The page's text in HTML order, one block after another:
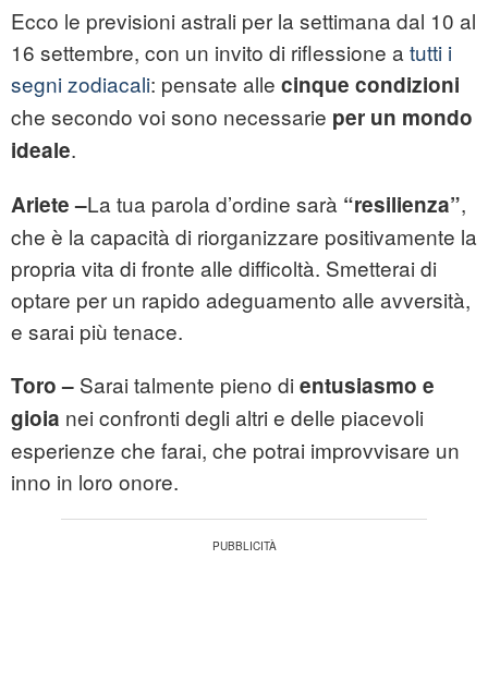
Ecco le previsioni astrali per la settimana dal 10 al
16 settembre, con un invito di riflessione a tutti i
segni zodiacali: pensate alle cinque condizioni
che secondo voi sono necessarie per un mondo
ideale.
Ariete –La tua parola d’ordine sarà “resilienza”,
che è la capacità di riorganizzare positivamente la
propria vita di fronte alle difficoltà. Smetterai di
optare per un rapido adeguamento alle avversità,
e sarai più tenace.
Toro – Sarai talmente pieno di entusiasmo e
gioia nei confronti degli altri e delle piacevoli
esperienze che farai, che potrai improvvisare un
inno in loro onore.